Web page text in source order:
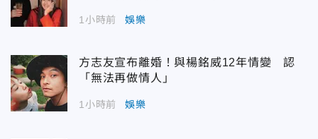
1小時前 娛樂
方志友宣布離婚！與楊銘威12年情變 認
「無法再做情人」
1小時前 娛樂